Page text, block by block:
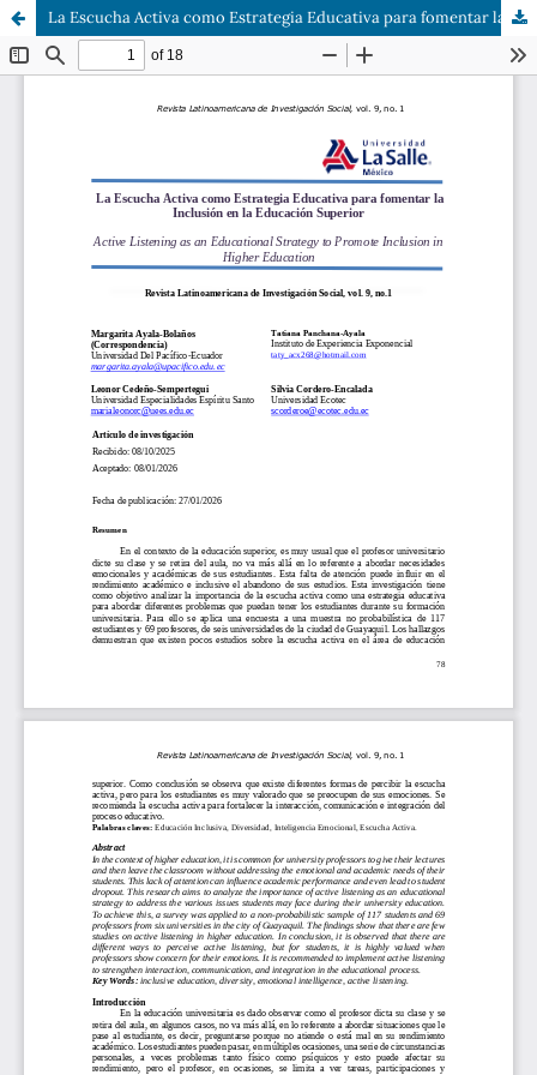
La Escucha Activa como Estrategia Educativa para fomentar la Inclusión en la Educación Superior